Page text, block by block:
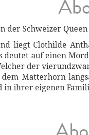
der Schweizer
liegt Clothilde
deutet auf einen
der
dem Matterhorn
ihrer eigenen